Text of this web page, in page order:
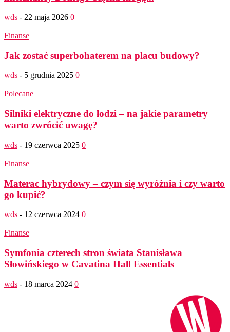
wds - 22 maja 2026 0
Finanse
Jak zostać superbohaterem na placu budowy?
wds - 5 grudnia 2025 0
Polecane
Silniki elektryczne do łodzi – na jakie parametry
warto zwrócić uwagę?
wds - 19 czerwca 2025 0
Finanse
Materac hybrydowy – czym się wyróżnia i czy warto
go kupić?
wds - 12 czerwca 2024 0
Finanse
Symfonia czterech stron świata Stanisława
Słowińskiego w Cavatina Hall Essentials
wds - 18 marca 2024 0